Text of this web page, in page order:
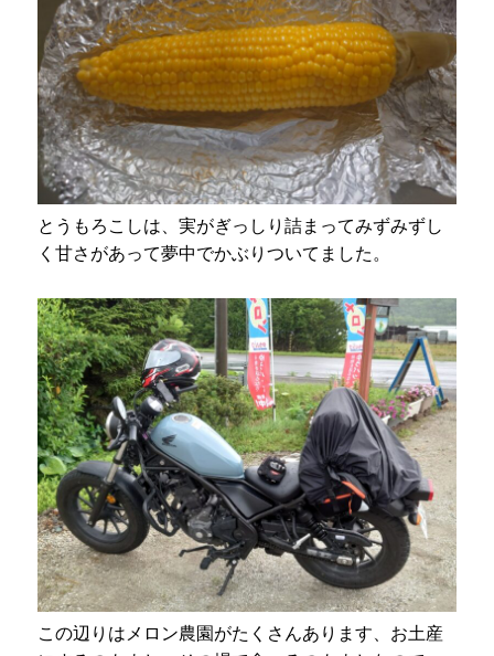
とうもろこしは、実がぎっしり詰まってみずみずし
く甘さがあって夢中でかぶりついてました。
この辺りはメロン農園がたくさんあります、お土産